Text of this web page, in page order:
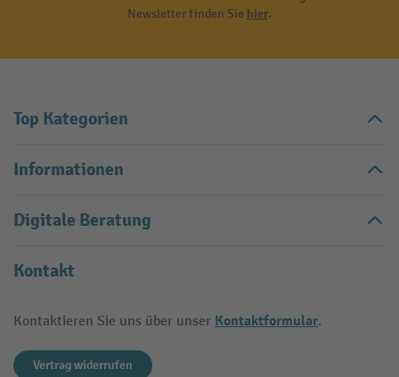
Newsletter finden Sie hier.
Top Kategorien
Informationen
Digitale Beratung
Kontakt
Kontaktieren Sie uns über unser Kontaktformular.
Vertrag widerrufen